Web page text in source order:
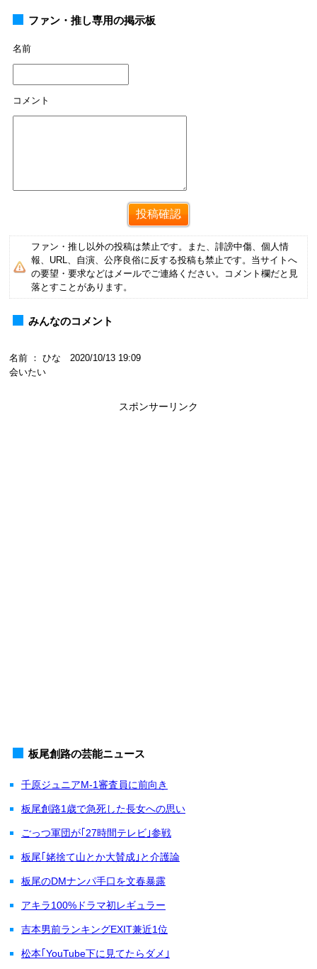
ファン・推し専用の掲示板
名前
コメント
ファン・推し以外の投稿は禁止です。また、誹謗中傷、個人情
報、URL、自演、公序良俗に反する投稿も禁止です。当サイトへ
の要望・要求などはメールでご連絡ください。コメント欄だと見
落とすことがあります。
みんなのコメント
名前 ： ひな 2020/10/13 19:09
会いたい
スポンサーリンク
板尾創路の芸能ニュース
千原ジュニアM-1審査員に前向き
板尾創路1歳で急死した長女への思い
ごっつ軍団が｢27時間テレビ｣参戦
板尾｢姥捨て山とか大賛成｣と介護論
板尾のDMナンパ手口を文春暴露
アキラ100%ドラマ初レギュラー
吉本男前ランキングEXIT兼近1位
松本｢YouTube下に見てたらダメ｣